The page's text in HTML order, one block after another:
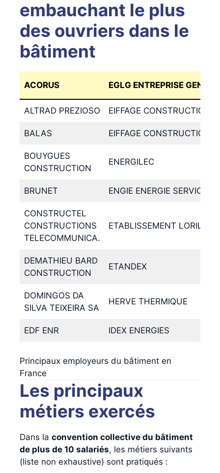
embauchant le plus
des ouvriers dans le
bâtiment
ACORUS EGLG ENTREPRISE
ALTRAD PREZIOSO EIFFAGE CONSTRUCTION
BALAS EIFFAGE CONSTRUCTION
BOUYGUES
CONSTRUCTION
ENERGILEC
BRUNET ENGIE ENERGIE SERVICES
CONSTRUCTEL
CONSTRUCTIONS
TELECOMMUNICA.
ETABLISSEMENT
DEMATHIEU BARD
CONSTRUCTION
ETANDEX
DOMINGOS DA
SILVA TEIXEIRA SA
HERVE THERMIQUE
EDF ENR IDEX ENERGIES
Principaux employeurs du bâtiment en
France
Les principaux
métiers exercés
Dans la convention collective du bâtiment
de plus de 10 salariés, les métiers suivants
(liste non exhaustive) sont pratiqués :